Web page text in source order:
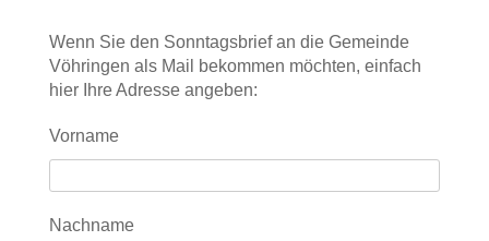
Wenn Sie den Sonntagsbrief an die Gemeinde
Vöhringen als Mail bekommen möchten, einfach
hier Ihre Adresse angeben:
Vorname
Nachname